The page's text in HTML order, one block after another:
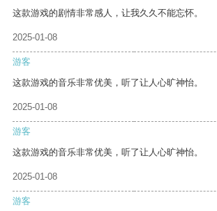
这款游戏的剧情非常感人，让我久久不能忘怀。
2025-01-08
游客
这款游戏的音乐非常优美，听了让人心旷神怡。
2025-01-08
游客
这款游戏的音乐非常优美，听了让人心旷神怡。
2025-01-08
游客